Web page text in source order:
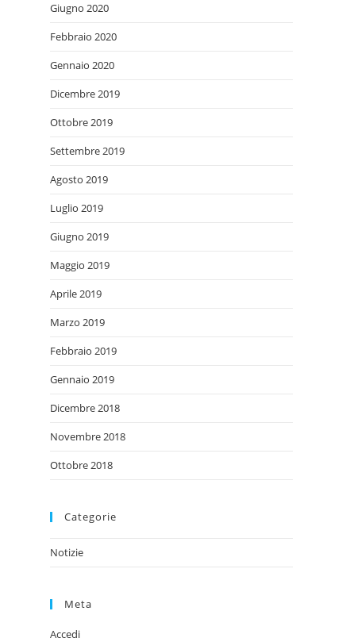
Giugno 2020
Febbraio 2020
Gennaio 2020
Dicembre 2019
Ottobre 2019
Settembre 2019
Agosto 2019
Luglio 2019
Giugno 2019
Maggio 2019
Aprile 2019
Marzo 2019
Febbraio 2019
Gennaio 2019
Dicembre 2018
Novembre 2018
Ottobre 2018
Categorie
Notizie
Meta
Accedi